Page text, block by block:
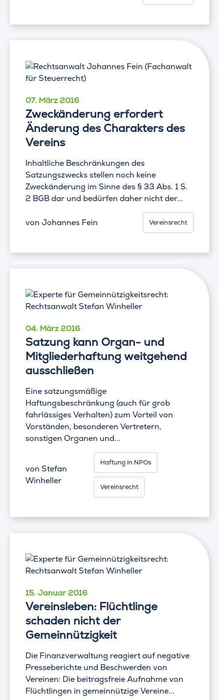
07. März 2016
Zweckänderung erfordert
Änderung des Charakters des
Vereins
Inhaltliche Beschränkungen des
Satzungszwecks stellen noch keine
Zweckänderung im Sinne des § 33 Abs. 1 S.
2 BGB dar und bedürfen daher nicht der...
von Johannes Fein Vereinsrecht
04. März 2016
Satzung kann Organ- und
Mitgliederhaftung weitgehend
ausschließen
Eine satzungsmäßige
Haftungsbeschränkung (auch für grob
fahrlässiges Verhalten) zum Vorteil von
Vorständen, besonderen Vertretern,
sonstigen Organen und...
von Stefan
Winheller
Haftung in NPOs
Vereinsrecht
15. Januar 2016
Vereinsleben: Flüchtlinge
schaden nicht der
Gemeinnützigkeit
Die Finanzverwaltung reagiert auf negative
Presseberichte und Beschwerden von
Vereinen: Die beitragsfreie Aufnahme von
Flüchtlingen in gemeinnützige Vereine...